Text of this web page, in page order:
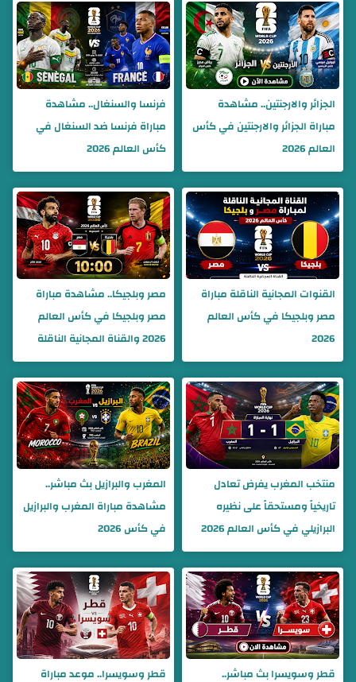
الجزائر والارجنتين.. مشاهدة
مباراة الجزائر والارجنتين في كأس
العالم 2026
فرنسا والسنغال.. مشاهدة
مباراة فرنسا ضد السنغال في
كأس العالم 2026
القنوات المجانية الناقلة مباراة
مصر وبلجيكا في كأس العالم
2026
مصر وبلجيكا.. مشاهدة مباراة
مصر وبلجيكا في كأس العالم
2026 والقناة المجانية الناقلة
منتخب المغرب يفرض تعادل
تاريخياً ومستحقاً على نظيره
البرازيلي في كأس العالم 2026
المغرب والبرازيل بث مباشر..
مشاهدة مباراة المغرب والبرازيل
في كأس 2026
قطر وسويسرا بث مباشر..
قطر وسويسرا.. موعد مباراة